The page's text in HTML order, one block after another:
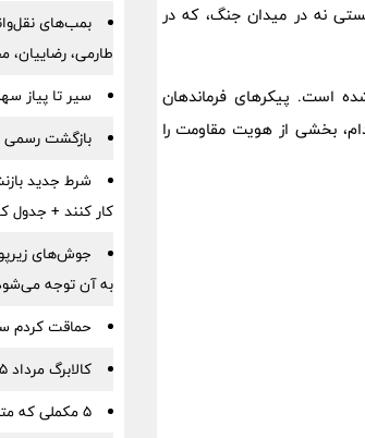
نه در میدان جنگ، که در
است. پیکرهای فرماندهان
بخشی از هویت مقاومت را
بمب‌های
طارمی، رضاییان، محبی و ۱۲
سیر تا پیاز
بازگشت
کار کنند + جدول
جوش‌های
به آن توجه
حماقت کردم
کالابرگ مرداد ۱۴۰۵ واریز شد + جدول کامل
۵ مکملی که متخصصان پوست بیشتر از بقیه توصیه می‌کنند